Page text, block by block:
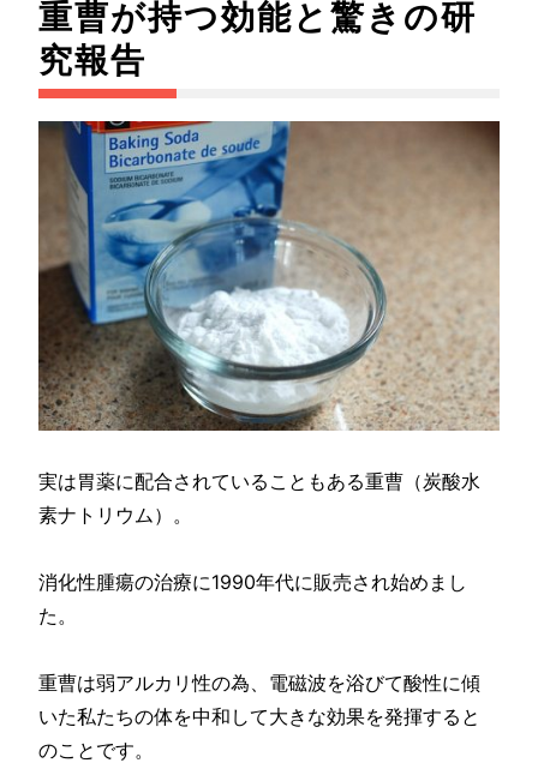
重曹が持つ効能と驚きの研
究報告
実は胃薬に配合されていることもある重曹（炭酸水
素ナトリウム）。
消化性腫瘍の治療に1990年代に販売され始めまし
た。
重曹は弱アルカリ性の為、電磁波を浴びて酸性に傾
いた私たちの体を中和して大きな効果を発揮すると
のことです。